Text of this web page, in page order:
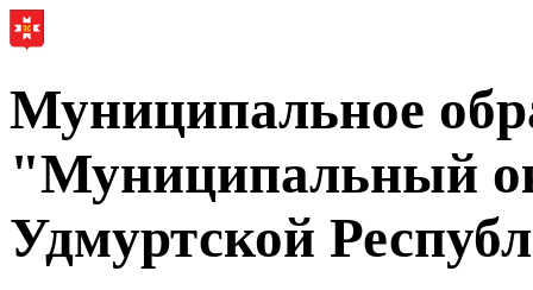
Муниципальное
"Муниципальный
Удмуртской